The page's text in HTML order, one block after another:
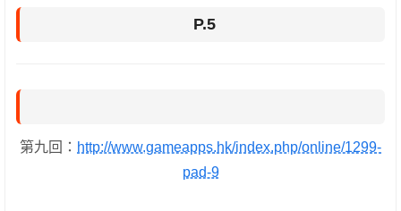
P.5
第九回： http://www.gameapps.hk/index.php/online/1299-
pad-9